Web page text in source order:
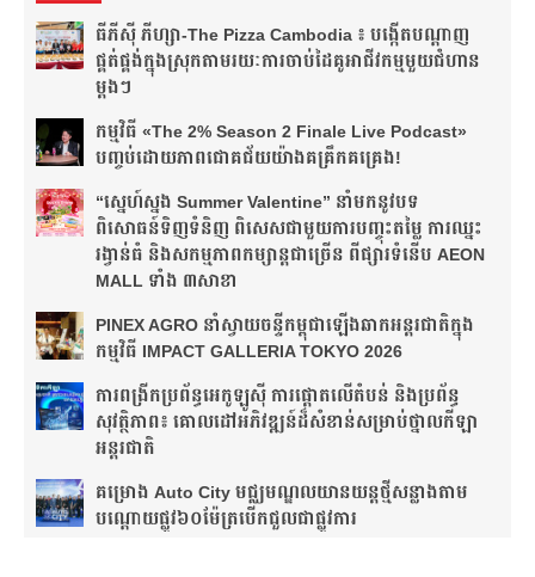
ធីភីស៊ី ភីហ្សា-The Pizza Cambodia ៖ បង្កើត​បណ្តាញ​
ផ្គត់ផ្គង់​ក្នុង​ស្រុក​តាមរយៈ​ការ​ចាប់​ដៃ​គូ​អាជីវកម្ម​មួយ​ជំហាន​
ម្តងៗ​
កម្មវិធី «The 2% Season 2 Finale Live Podcast»
បញ្ចប់ដោយភាពជោគជ័យយ៉ាងគគ្រឹកគគ្រេង!
“ស្នេហ៍ស្នង Summer Valentine” នាំមកនូវបទ
ពិសោធន៍ទិញទំនិញ ពិសេសជាមួយការបញ្ចុះតម្លៃ ការឈ្នះ
រង្វាន់ធំ និងសកម្មភាពកម្សាន្តជាច្រើន ពីផ្សារទំនើប AEON
MALL ទាំង ៣សាខា
PINEX AGRO នាំ​ស្វាយចន្ទី​កម្ពុជា​ឡើង​ឆាក​អន្តរជាតិ​​ក្នុង​
កម្មវិធី​ IMPACT GALLERIA TOKYO 2026
ការពង្រីកប្រព័ន្ធអេកូឡូស៊ី ការផ្តោតលើតំបន់ និងប្រព័ន្ធ
សុវត្ថិភាព៖ គោលដៅអភិវឌ្ឍន៍ដ៏សំខាន់សម្រាប់ថ្នាលកីឡា
អន្តរជាតិ
គម្រោង Auto City មជ្ឈមណ្ឌលយានយន្តថ្មីសន្លាង​តាម
បណ្តោយផ្លូវ​​៦០ម៉ែត្រ​បើកជួលជាផ្លូវការ